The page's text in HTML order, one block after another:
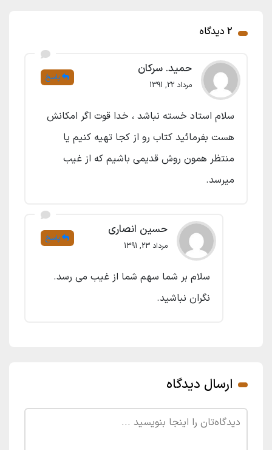
2 دیدگاه
پاسخ
حمید. سرکان
مرداد 22, 1391
سلام استاد خسته نباشد ، خدا قوت اگر امکانش
هست بفرمائید کتاب رو از کجا تهیه کنیم یا
منتظر همون روش قدیمی باشیم که از غیب
میرسد.
پاسخ
حسین انصاری
مرداد 23, 1391
سلام بر شما سهم شما از غیب می رسد.
نگران نباشید.
ارسال دیدگاه